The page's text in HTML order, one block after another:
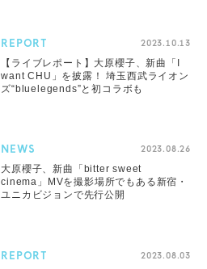
REPORT 2023.10.13
【ライブレポート】大原櫻子、新曲「I
want CHU」を披露！ 埼玉西武ライオン
ズ“bluelegends”と初コラボも
NEWS 2023.08.26
大原櫻子、新曲「bitter sweet
cinema」MVを撮影場所でもある新宿・
ユニカビジョンで先行公開
REPORT 2023.08.03